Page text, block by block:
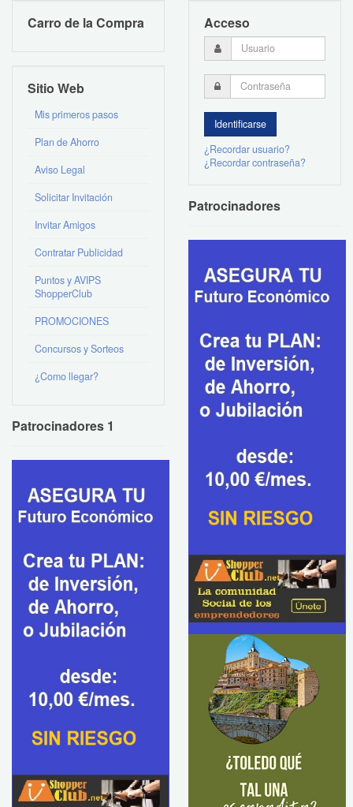
Carro de la Compra
Sitio Web
Mis primeros pasos
Plan de Ahorro
Aviso Legal
Solicitar Invitación
Invitar Amigos
Contratar Publicidad
Puntos y AVIPS
ShopperClub
PROMOCIONES
Concursos y Sorteos
¿Como llegar?
Patrocinadores 1
Acceso
¿Recordar usuario?
¿Recordar contraseña?
Patrocinadores